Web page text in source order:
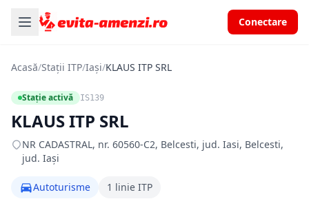
Conectare
Acasă/Stații ITP/Iași/KLAUS ITP SRL
Stație activă IS139
KLAUS ITP SRL
NR CADASTRAL, nr. 60560-C2, Belcesti, jud. Iasi, Belcesti,
jud. Iași
Autoturisme 1 linie ITP